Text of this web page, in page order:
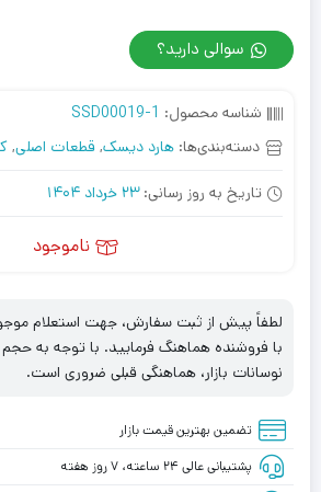
سوالی دارید؟
شناسه محصول: SSD00019-1
دسته‌بندی‌ها: هارد دیسک, قطعات اصلی,
تاریخ به روز رسانی:23 خرداد 1404
ناموجود
لطفاً پیش از ثبت سفارش، جهت استعلام
با فروشنده هماهنگ فرمایید. با توجه به حجم
نوسانات بازار، هماهنگی قبلی ضروری است.
تضمین بهترین قیمت بازار
پشتیبانی عالی ۲۴ ساعته، ۷ روز هفته